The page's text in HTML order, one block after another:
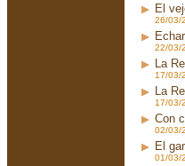
El
26/03/
22/03/
La
17/03/
La
17/03/
Con
02/03/
El
01/03/